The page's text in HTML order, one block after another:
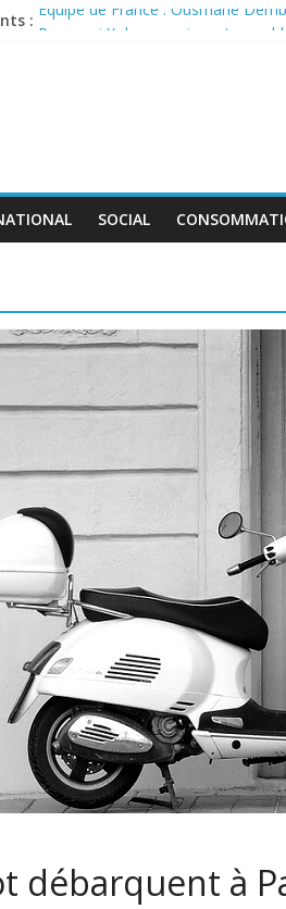
: Équipe de France : Ousmane
SOCIAL
débarquent à